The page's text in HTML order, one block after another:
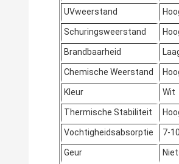
UVweerstand
Schuringsweerstand
Brandbaarheid
Chemische Weerstand
Kleur Wit
Thermische Stabiliteit
Vochtigheidsabsorptie 7-
Geur